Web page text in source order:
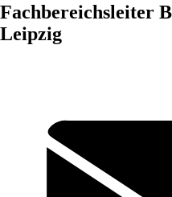
Fachbereichsleiter
Leipzig